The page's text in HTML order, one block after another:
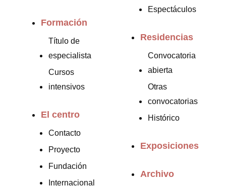
Formación
Título de
especialista
Cursos
intensivos
El centro
Contacto
Proyecto
Fundación
Internacional
Espectáculos
Residencias
Convocatoria
abierta
Otras
convocatorias
Histórico
Exposiciones
Archivo